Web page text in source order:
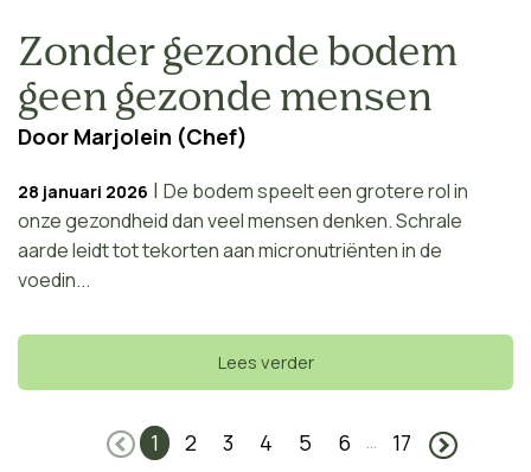
Zonder gezonde bodem
geen gezonde mensen
Door Marjolein (Chef)
28 januari 2026 | De bodem speelt een grotere rol in
onze gezondheid dan veel mensen denken. Schrale
aarde leidt tot tekorten aan micronutriënten in de
voedin...
Lees verder
1 2 3 4 5 6 17